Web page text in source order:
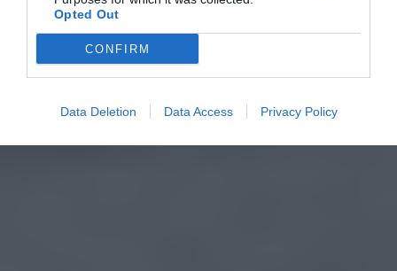
Opted Out
CONFIRM
Data Deletion Data Access Privacy Policy